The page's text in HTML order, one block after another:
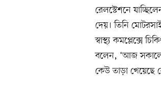
রেলস্টেশনে
দেয়। তিনি
স্বাস্থ্য কমপ্লেক্সে
বলেন, ‘আজ
কেউ তাড়া খেয়েছে